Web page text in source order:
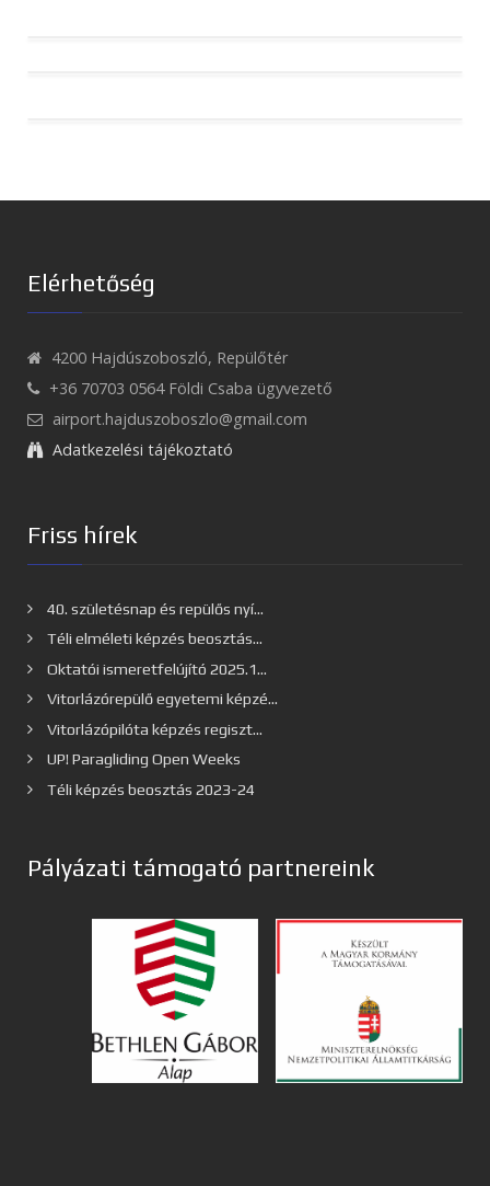
Elérhetőség
4200 Hajdúszoboszló, Repülőtér
+36 70703 0564 Földi Csaba ügyvezető
airport.hajduszoboszlo@gmail.com
Adatkezelési tájékoztató
Friss hírek
40. születésnap és repülős nyí...
Téli elméleti képzés beosztás...
Oktatói ismeretfelújító 2025.1...
Vitorlázórepülő egyetemi képzé...
Vitorlázópilóta képzés regiszt...
UP! Paragliding Open Weeks
Téli képzés beosztás 2023-24
Pályázati támogató partnereink